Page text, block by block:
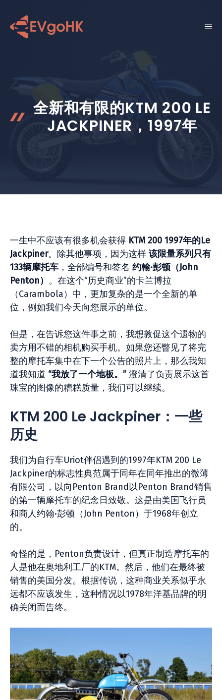
菜
全新和有限的KTM 200 LE
JACKPINER，1997年
一生中不应该有很多机会获得 KTM 200 1997年的Le
Jackpiner。除其他事项，因为这样 该限量系列只有
133辆摩托车 ，全部编号和签名 约翰·彭顿（John
Penton） 。在这个“历史商业”的卡兰博拉
（Carambola）中，更加复杂的是一个全新的单
位，例如我们今天向您展示的单位。
但是，在告诉您这件事之前，我想敦促这个遗物的
卖方用不错的相机购买手机。如果您还瞥见了将完
整的摩托车集中在下一个公告的照片上，那么我知
道我知道 “我放了一个地板。” 澄清了负责展示这首
珠宝的图像的糟糕质量，我们可以继续。
KTM 200 Le Jackpiner：一些
历史
我们为自行车Uriot伴侣遇到的1997年KTM 200 Le
Jackpiner的标志性典范属于同年在同年推出的微薄
有限公司，以向Penton Brand以Penton Brand销售
的第一辆摩托车的纪念日致敬。这是由美国飞行员
和商人约翰·彭顿（John Penton）于1968年创立
的。
奇怪的是，Penton负责设计，但真正制造摩托车的
人是他在奥地利工厂的KTM。然后，他们在最终被
销售的美国分发。根据传说，这种商业关系似乎永
远都不应该发生，这种情况以1978年洋基品牌的明
确关闭而告终。